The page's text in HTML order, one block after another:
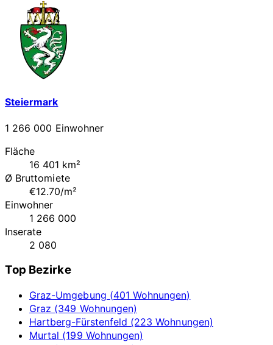
Steiermark
1 266 000 Einwohner
Fläche
16 401 km²
Ø Bruttomiete
€12.70/m²
Einwohner
1 266 000
Inserate
2 080
Top Bezirke
Graz-Umgebung (401 Wohnungen)
Graz (349 Wohnungen)
Hartberg-Fürstenfeld (223 Wohnungen)
Murtal (199 Wohnungen)